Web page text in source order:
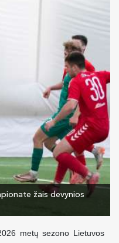
žais devynios
metų sezono Lietuvos